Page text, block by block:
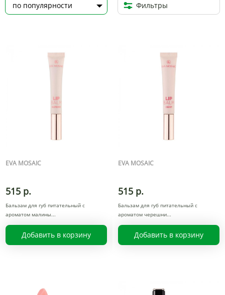
Фильтры
EVA MOSAIC
515 р.
Бальзам для губ питательный с
ароматом малины
Добавить в корзину
EVA MOSAIC
515 р.
Бальзам для губ питательный с
ароматом черешни
Добавить в корзину